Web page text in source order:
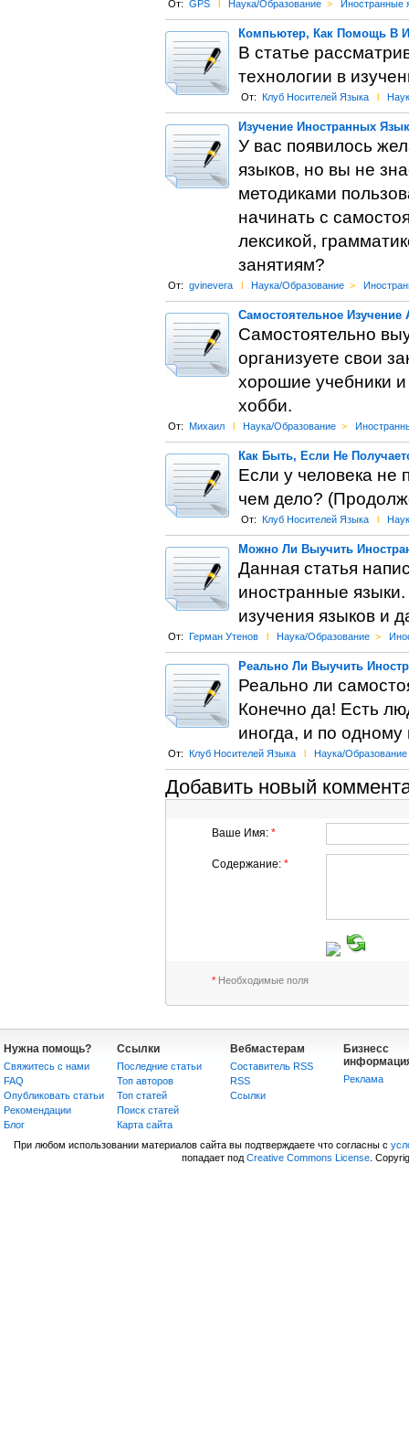
От: GPS Наука/Образование > Иностранные
Компьютер, Как Помощь В
В статье
технологии в
От: Клуб Носителей Языка l
Изучение Иностранных
У вас появилось
языков, но вы не
методиками
начинать с
лексикой,
занятиям?
От: gvinevera l Наука/Образование >
Самостоятельное Изучение
Самостоятельно
организуете свои
хорошие учебники
хобби.
От: Михаил l Наука/Образование >
Как Быть, Если Не
Если у человека не
чем дело?
От: Клуб Носителей Языка l
Можно Ли Выучить
Данная статья
иностранные
изучения языков и
От: Герман Утенов l Наука/Образование >
Реально Ли Выучить
Реально ли
Конечно да! Есть
иногда, и по одному
От: Клуб Носителей Языка l Наука/Образование
Добавить новый
Ваше Имя: *
Содержание: *
*Необходимые поля
Нужна помощь?
Свяжитесь с нами
FAQ
Опубликовать статьи
Рекомендации
Блог
Ссылки
Последние статьи
Топ авторов
Топ статей
Поиск статей
Карта сайта
Вебмастерам
Составитель RSS
RSS
Сcылки
Бизнесс
Реклама
При любом использовании материалов сайта вы подтверждаете что согласны с
попадает под Creative Commons License.